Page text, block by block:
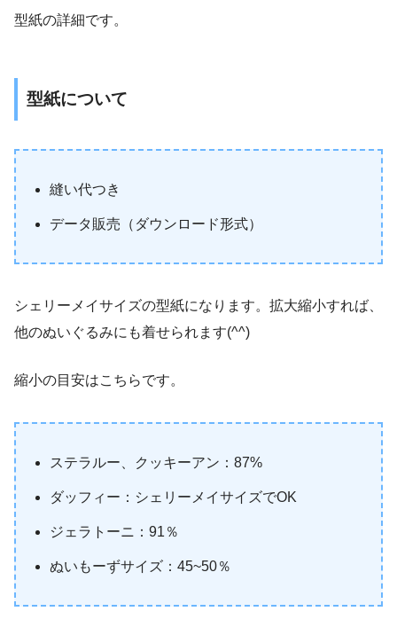
型紙の詳細です。
型紙について
縫い代つき
データ販売（ダウンロード形式）
シェリーメイサイズの型紙になります。拡大縮小すれば、
他のぬいぐるみにも着せられます(^^)
縮小の目安はこちらです。
ステラルー、クッキーアン：87%
ダッフィー：シェリーメイサイズでOK
ジェラトーニ：91％
ぬいもーずサイズ：45~50％